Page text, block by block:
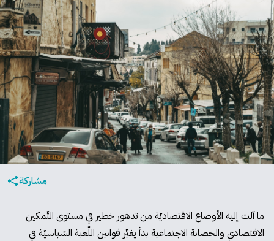
مشاركة
ما آلت إليه الأوضاع الاقتصاديّة من تدهور خطير في مستوى التّمكين
الاقتصادي والحصانة الاجتماعية بدأ يغيِّر قوانين اللّعبة السّياسيّة في